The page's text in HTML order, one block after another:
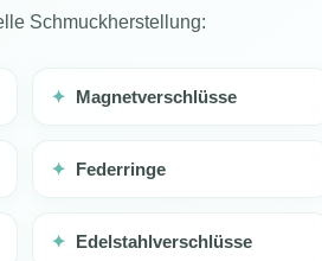
Schmuckherstellung:
✦ Magnetverschlüsse
✦ Federringe
✦ Edelstahlverschlüsse